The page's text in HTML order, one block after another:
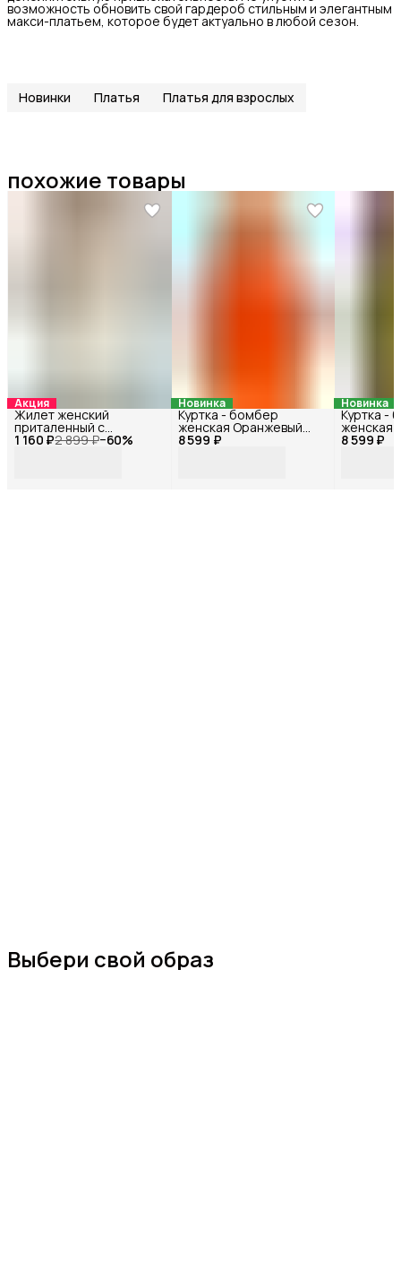
возможность обновить свой гардероб стильным и элегантным
макси-платьем, которое будет актуально в любой сезон.
Новинки Платья Платья для взрослых
похожие товары
Акция
1 160 ₽2 899 ₽−60%
Жилет женский
приталенный с
открытой спиной
Новинка
8 599 ₽
Куртка - бомбер
женская Оранжевый
72118БФ_42
Новинка
8 599 ₽
Куртка -
женская
Выбери свой образ